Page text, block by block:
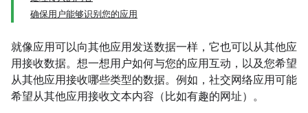
确保用户能够识别您的应用
就像应用可以向其他应用发送数据一样，它也可以从其他应
用接收数据。想一想用户如何与您的应用互动，以及您希望
从其他应用接收哪些类型的数据。例如，社交网络应用可能
希望从其他应用接收文本内容（比如有趣的网址）。